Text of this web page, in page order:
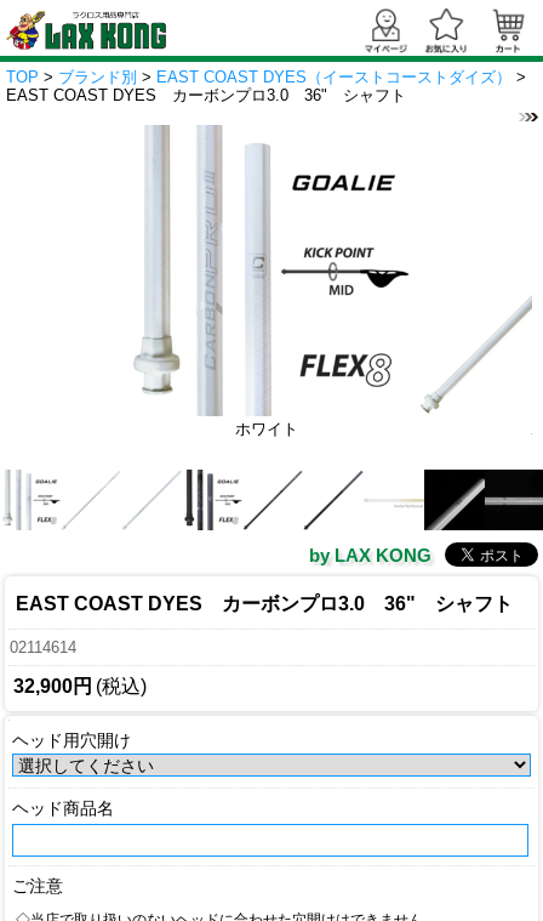
TOP > ブランド別 > EAST COAST DYES（イーストコーストダイズ）
>
EAST COAST DYES カーボンプロ3.0 36" シャフト
ホワイト
by LAX KONG
EAST COAST DYES カーボンプロ3.0 36" シャフト
02114614
32,900円 (税込)
ヘッド用穴開け
ヘッド商品名
ご注意